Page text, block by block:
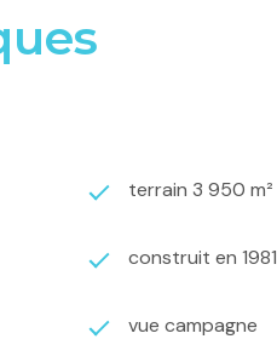
terrain 3 950 m²
construit en 1981
vue campagne